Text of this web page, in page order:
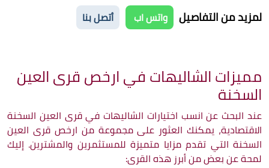
لمزيد من التفاصيل واتس اب أتصل بنا
مميزات الشاليهات فيارخص قرى العين
السخنة
عند البحث عن انسب اختيارات الشاليهات في قرى العين السخنة
الاقتصادية، يمكنك العثور على مجموعة من ارخص قرى العين
السخنة التي تقدم مزايا متميزة للمستثمرين والمشترين. إليك
لمحة عن بعض من أبرز هذه القرى: